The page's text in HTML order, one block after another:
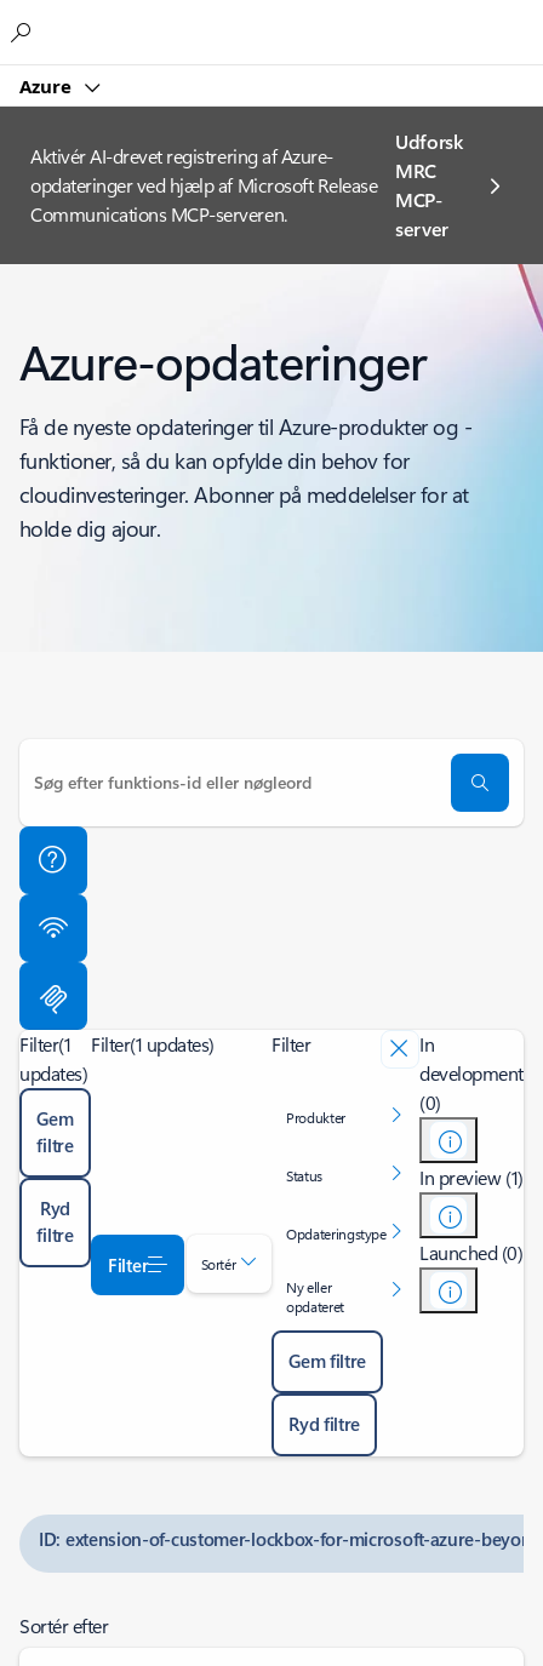
Azure
Aktivér AI-drevet registrering af Azure-
opdateringer ved hjælp af Microsoft Release
Communications MCP-serveren.
Udforsk
MRC
MCP-
server
Azure-opdateringer
Få de nyeste opdateringer til Azure-produkter og -
funktioner, så du kan opfylde din behov for
cloudinvesteringer. Abonner på meddelelser for at
holde dig ajour.
Filter(1
updates)
Gem
filtre
Ryd
filtre
Filter(1 updates)
Filter Sortér
Filter
Produkter
Status
Opdateringstype
Ny eller
opdateret
Gem filtre
Ryd filtre
In
development
(0)
In preview (1)
Launched (0)
ID: extension-of-customer-lockbox-for-microsoft-azure-
Sortér efter